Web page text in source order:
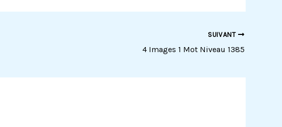
SUIVANT
4 Images 1 Mot Niveau 1385